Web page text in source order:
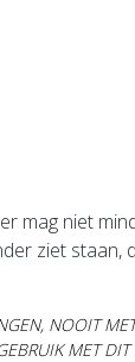
mag niet
ziet staan,
NOOIT
MET